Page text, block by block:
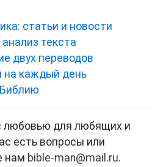
статьи и новости
текста
двух переводов
на каждый день
любовью для любящих и
есть вопросы или
нам bible-man@mail.ru.